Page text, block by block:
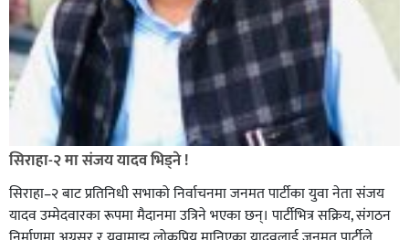
सिराहा-२ मा संजय यादव भिड्ने !
सिराहा–२ बाट प्रतिनिधी सभाको निर्वाचनमा जनमत पार्टीका युवा नेता संजय
यादव उम्मेदवारका रूपमा मैदानमा उत्रिने भएका छन्। पार्टीभित्र सक्रिय, संगठन